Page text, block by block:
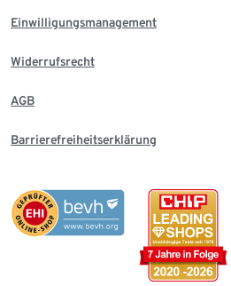
Einwilligungsmanagement
Widerrufsrecht
AGB
Barrierefreiheitserklärung